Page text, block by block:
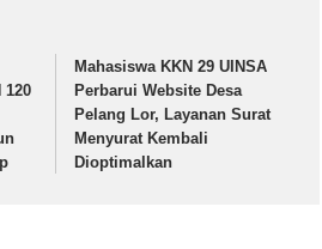
120
Mahasiswa KKN 29 UINSA
Perbarui Website Desa
Pelang Lor, Layanan Surat
Menyurat Kembali
Dioptimalkan